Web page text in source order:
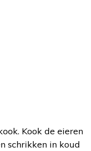
Kook de eieren
schrikken in koud